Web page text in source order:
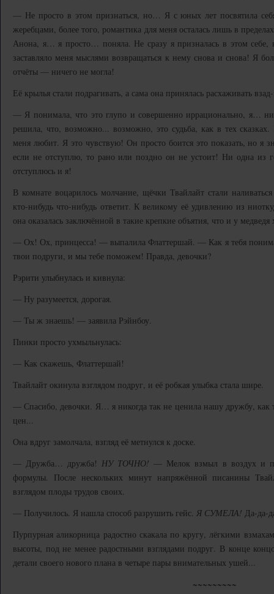
— Не просто в этом признаться, но… Я с юных лет посвятила
жеребцами, более того, романтика для меня осталась лишь в
Анона, я… я просто… поняла. Не сразу я призналась в этом
заставляло меня мыслями возвращаться к нему снова и снова! Я
отчёты — ничего не могла!
Её крылья стали подрагивать, а сама она принялась расхаживать
— Я понимала, что это глупо и совершенно иррационально, я…
решила, что, возможно... возможно, это судьба, как в тех
меня любит. Я это чувствую! Он просто боится это показать, но я
если не отступлю, то рано или поздно он не устоит! Ни одна из
отступлюсь и я!
В комнате воцарилось молчание, щёчки Твайлайт стали
кто-нибудь что-нибудь ответит. К великому её удивлению из
она оказалась заключённой в такие крепкие объятия, что и у медведя
— Ох! Ох, принцесса! — выпалила Флаттершай. — Как я тебя
твои подруги, и мы тебе поможем! Правда, девочки?
Рэрити улыбнулась и кивнула:
— Ну разумеется, дорогая.
— Ты ж знаешь! — заявила Рэйнбоу.
Пинки просто ухмыльнулась:
— Как скажешь, Флаттершай!
Твайлайт окинула взглядом подруг, и её робкая улыбка стала шире.
— Спасибо, девочки. Я… я никогда так не ценила нашу дружбу, как
цен...
Она вдруг замолчала, взгляд её метнулся к доске.
— Дружба… дружба! НУ ТОЧНО! — Мелок взмыл в воздух и
формулы. После нескольких минут напряжённой писанины
взглядом плоды трудов своих.
— Получилось. Я нашла способ разрушить гейс. Я СУМЕЛА! Да-да-
Пурпурная аликорница радостно скакала по кругу, лёгкими
высоты, под не менее радостными взглядами подруг. В конце
детали своего нового плана в четыре пары внимательных ушей...
~~~~~~~~~